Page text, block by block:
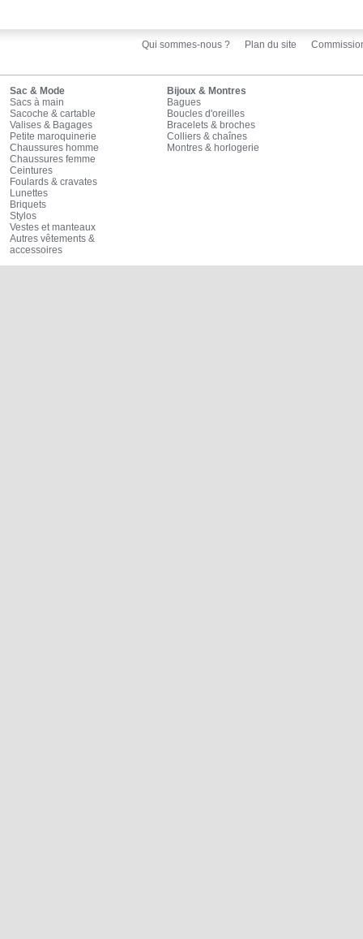
Qui sommes-nous ? Plan du site
Sac & Mode
Sacs à main
Sacoche & cartable
Valises & Bagages
Petite maroquinerie
Chaussures homme
Chaussures femme
Ceintures
Foulards & cravates
Lunettes
Briquets
Stylos
Vestes et manteaux
Autres vêtements &
accessoires
Bijoux & Montres
Bagues
Boucles d'oreilles
Bracelets & broches
Colliers & chaînes
Montres & horlogerie